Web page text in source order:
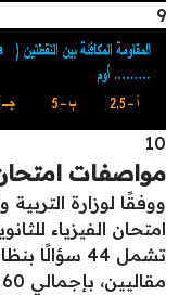
9
10
مواصفات امتحان
ووفقًا لوزارة التربية
تشمل 44